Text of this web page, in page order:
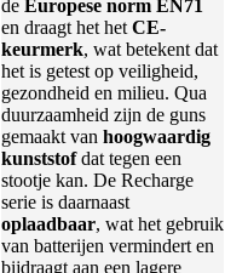
de Europese norm EN71
en draagt het het CE-
keurmerk, wat betekent dat
het is getest op veiligheid,
gezondheid en milieu. Qua
duurzaamheid zijn de guns
gemaakt van hoogwaardig
kunststofdat tegen een
stootje kan. De Recharge
serie is daarnaast
oplaadbaar, wat het gebruik
van batterijen vermindert en
bijdraagt aan een lagere